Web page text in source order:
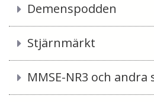
Demenspodden
Stjärnmärkt
MMSE-NR3 och andra